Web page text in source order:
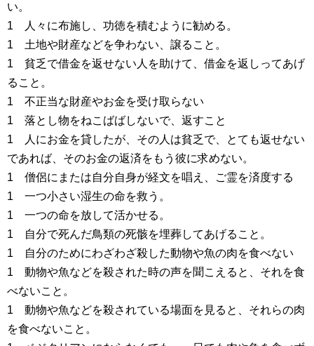
い。
1 人々に布施し、功徳を積むように勧める。
1 土地や財産などを争わない、譲ること。
1 貧乏で借金を返せない人を助けて、借金を返しってあげ
ること。
1 不正当な財産やお金を受け取らない
1 落とし物をねこばばしないで、返すこと
1 人にお金を貸したが、その人は貧乏で、とても返せない
であれば、そのお金の返済をもう彼に求めない。
1 僧侶にまたは自分自身が経文を唱え、ご霊を済度する
1 一つ小さい湿生の命を救う。
1 一つの命を放して活かせる。
1 自分で死んだ鳥類の死骸を埋葬してあげること。
1 自分のためにわざわざ殺した動物や魚の肉を食べない
1 動物や魚などを殺された時の声を聞こえると、それを食
べないこと。
1 動物や魚などを殺されている場面を見ると、それらの肉
を食べないこと。